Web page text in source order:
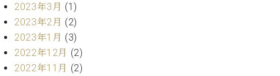
2023年3月 (1)
2023年2月 (2)
2023年1月 (3)
2022年12月 (2)
2022年11月 (2)